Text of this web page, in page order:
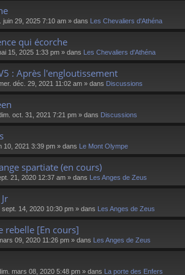
juin 29, 2025 7:10 am » dans Les Chevaliers d'Athéna
qui écorche
15, 2025 1:33 pm » dans Les Chevaliers d'Athéna
: Après l'engloutissement
déc. 29, 2021 11:02 am » dans Discussions
oct. 31, 2021 7:21 pm » dans Discussions
10, 2021 3:39 pm » dans Le Mont Olympe
spartiate (en cours)
21, 2020 12:37 am » dans Les Anges de Zeus
sept. 14, 2020 10:30 pm » dans Les Anges de Zeus
rebelle [En cours]
09, 2020 11:26 pm » dans Les Anges de Zeus
mars 08, 2020 5:48 pm » dans La porte des Enfers